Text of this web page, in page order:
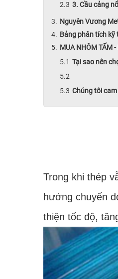
3. Cầu cảng
Nguyên Vương
Bảng phân tích
MUA NHÔM TẤM
Tại sao nên
Chúng tôi cam
Trong khi thép
hướng chuyển
thiện tốc độ,